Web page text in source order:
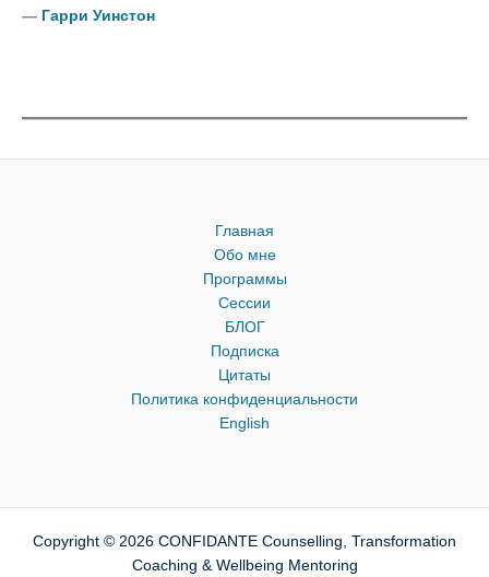
― Гарри Уинстон
Главная
Обо мне
Программы
Сессии
БЛОГ
Подписка
Цитаты
Политика конфиденциальности
English
Copyright © 2026 CONFIDANTE Counselling, Transformation
Coaching & Wellbeing Mentoring